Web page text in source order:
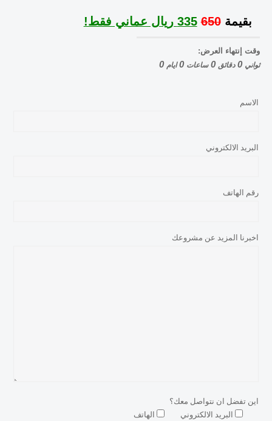
بقيمة650 335 ريال عماني فقط!
وقت إنتهاء العرض:
0 ايام 0 ساعات 0 دقائق 0 ثواني
الاسم
البريد الالكتروني
رقم الهاتف
اخبرنا المزيد عن مشروعك
اين تفضل ان نتواصل معك؟
البريد الالكتروني
الهاتف